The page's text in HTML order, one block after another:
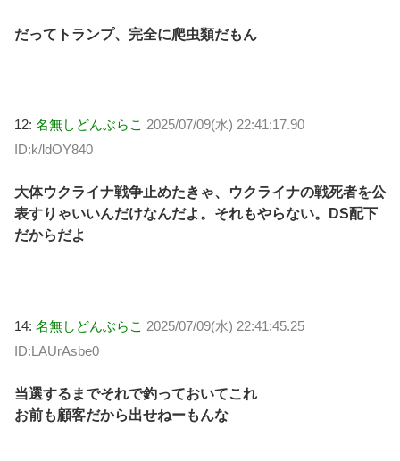
だってトランプ、完全に爬虫類だもん
12: 名無しどんぶらこ 2025/07/09(水) 22:41:17.90
ID:k/ldOY840
大体ウクライナ戦争止めたきゃ、ウクライナの戦死者を公
表すりゃいいんだけなんだよ。それもやらない。DS配下
だからだよ
14: 名無しどんぶらこ 2025/07/09(水) 22:41:45.25
ID:LAUrAsbe0
当選するまでそれで釣っておいてこれ
お前も顧客だから出せねーもんな